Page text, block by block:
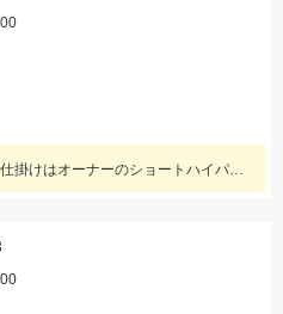
スタッフ村松の釣果です。仕掛けはオーナーのショートハイパーパニック4号を使用し、にアミエビを付けて釣りました。